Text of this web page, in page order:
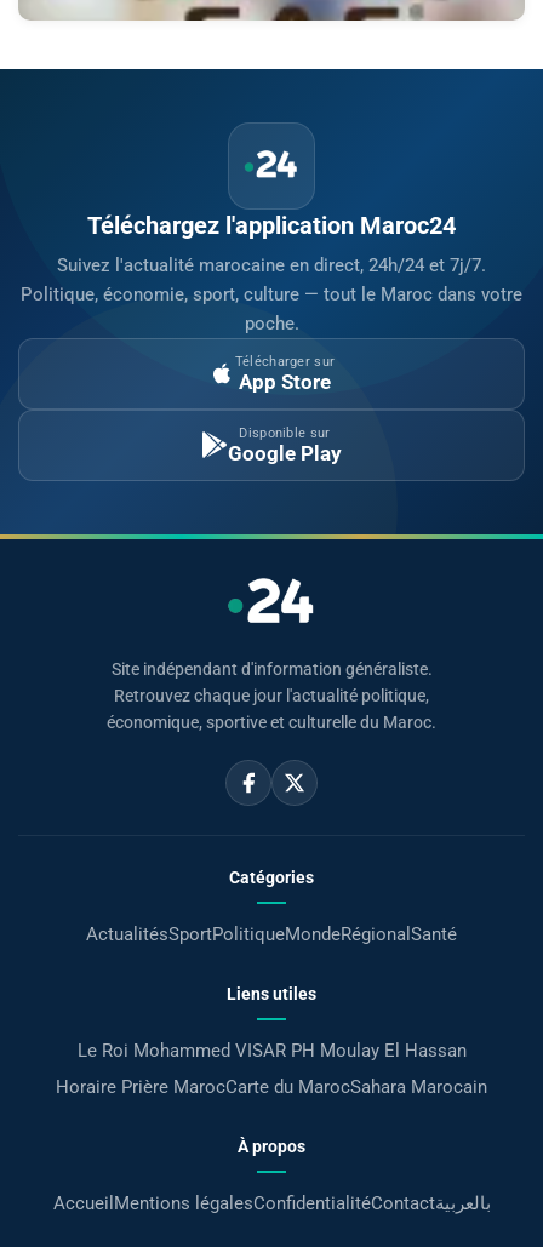
Téléchargez l'application Maroc24
Suivez l'actualité marocaine en direct, 24h/24 et 7j/7.
Politique, économie, sport, culture — tout le Maroc dans votre
poche.
Télécharger sur
App Store
Disponible sur
Google Play
Site indépendant d'information généraliste.
Retrouvez chaque jour l'actualité politique,
économique, sportive et culturelle du Maroc.
Catégories
ActualitésSportPolitiqueMondeRégional Santé
Liens utiles
Le Roi Mohammed VISAR PH Moulay El Hassan
Horaire Prière MarocCarte du MarocSahara Marocain
À propos
Accueil Mentions légalesConfidentialitéContactبالعربية